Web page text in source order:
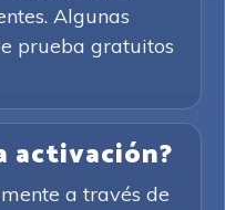
Algunas
prueba gratuitos
activación?
a través de